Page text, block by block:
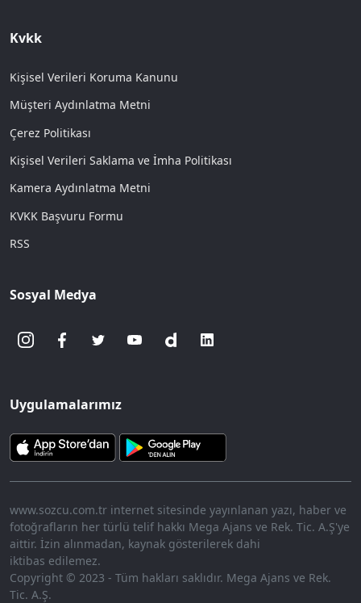
Kvkk
Kişisel Verileri Koruma Kanunu
Müşteri Aydınlatma Metni
Çerez Politikası
Kişisel Verileri Saklama ve İmha Politikası
Kamera Aydınlatma Metni
KVKK Başvuru Formu
RSS
Sosyal Medya
Uygulamalarımız
www.sozcu.com.tr internet sitesinde yayınlanan yazı, haber ve
fotoğrafların her türlü telif hakkı Mega Ajans ve Rek. Tic. A.Ş'ye
aittir. İzin alınmadan, kaynak gösterilerek dahi
iktibas edilemez.
Copyright © 2023 - Tüm hakları saklıdır. Mega Ajans ve Rek.
Tic. A.Ş.